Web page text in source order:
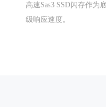
高速Sas3 SSD闪存作为
级响应速度。